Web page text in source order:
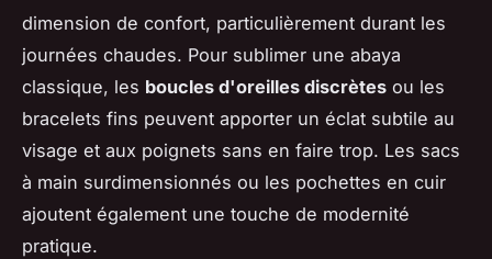
dimension de confort, particulièrement durant les
journées chaudes. Pour sublimer une abaya
classique, les boucles d'oreilles discrètes ou les
bracelets fins peuvent apporter un éclat subtile au
visage et aux poignets sans en faire trop. Les sacs
à main surdimensionnés ou les pochettes en cuir
ajoutent également une touche de modernité
pratique.